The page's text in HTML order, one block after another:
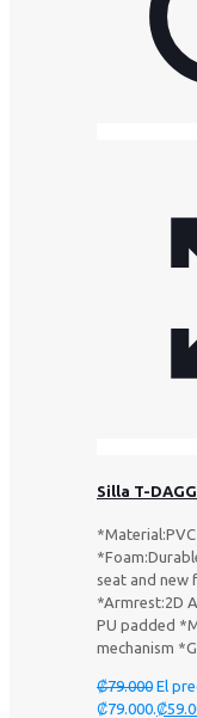
Silla T-
seat and new
*Armrest:2D
PU padded
mechanism
₡79.000 El
₡79.000. ₡